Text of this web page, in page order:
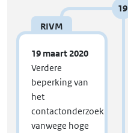
19
RIVM
19 maart 2020
Verdere
beperking van
het
contactonderzoek
vanwege hoge